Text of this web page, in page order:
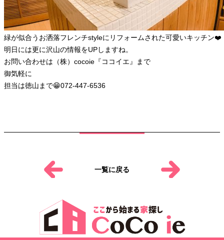
緑が似合うお洒落フレンチstyleにリフォームされた可愛いキッチン❤️
明日には更に沢山の情報をUPしますね。
お問い合わせは（株）cocoie『ココイエ』まで
御気軽に
担当は徳山まで😁072-447-6536
一覧に戻る